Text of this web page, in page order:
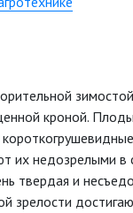
кроной.
их недозрелыми в
твердая и
зрелости